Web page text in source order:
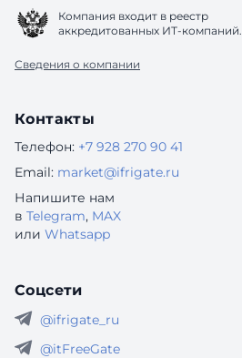
Компания входит в реестр
аккредитованных ИТ-компаний.
Сведения о компании
Контакты
Телефон: +7 928 270 90 41
Email: market@ifrigate.ru
Напишите нам
в Telegram, MAX
или Whatsapp
Соцсети
@ifrigate_ru
@itFreeGate